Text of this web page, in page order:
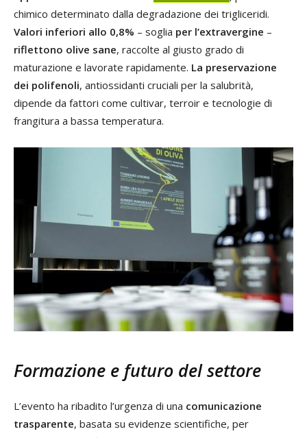
chimico determinato dalla degradazione dei trigliceridi.
Valori inferiori allo 0,8% – soglia per l’extravergine –
riflettono olive sane, raccolte al giusto grado di
maturazione e lavorate rapidamente. La preservazione
dei polifenoli, antiossidanti cruciali per la salubrità,
dipende da fattori come cultivar, terroir e tecnologie di
frangitura a bassa temperatura.
Formazione e futuro del settore
L’evento ha ribadito l’urgenza di una comunicazione
trasparente, basata su evidenze scientifiche, per